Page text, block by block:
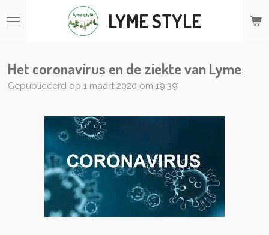
direct
hoofdinhoud
LYME STYLE
Het coronavirus en de ziekte van Lyme
Gepubliceerd op 1 maart 2020 om 19:39